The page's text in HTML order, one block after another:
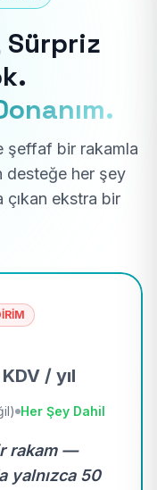
Sürpriz
şeffaf bir rakamla
desteğe her şey
çıkan ekstra bir
/ yıl
Her Şey Dahil
rakam —
yalnızca 50